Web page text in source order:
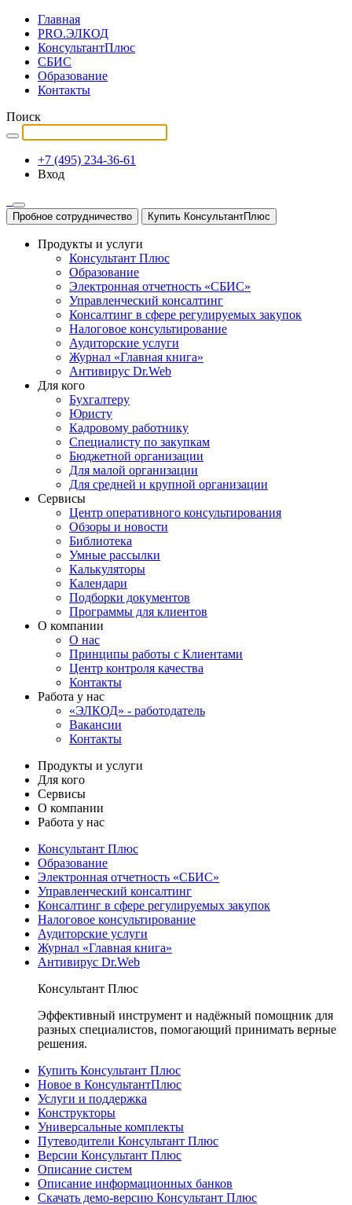
Главная
PRO.ЭЛКОД
КонсультантПлюс
СБИС
Образование
Контакты
Поиск
+7 (495) 234-36-61
Вход
Пробное сотрудничество Купить КонсультантПлюс
Продукты и услуги
Консультант Плюс
Образование
Электронная отчетность «СБИС»
Управленческий консалтинг
Консалтинг в сфере регулируемых закупок
Налоговое консультирование
Аудиторские услуги
Журнал «Главная книга»
Антивирус Dr.Web
Для кого
Бухгалтеру
Юристу
Кадровому работнику
Специалисту по закупкам
Бюджетной организации
Для малой организации
Для средней и крупной организации
Сервисы
Центр оперативного консультирования
Обзоры и новости
Библиотека
Умные рассылки
Калькуляторы
Календари
Подборки документов
Программы для клиентов
О компании
О нас
Принципы работы с Клиентами
Центр контроля качества
Контакты
Работа у нас
«ЭЛКОД» - работодатель
Вакансии
Контакты
Продукты и услуги
Для кого
Сервисы
О компании
Работа у нас
Консультант Плюс
Образование
Электронная отчетность «СБИС»
Управленческий консалтинг
Консалтинг в сфере регулируемых закупок
Налоговое консультирование
Аудиторские услуги
Журнал «Главная книга»
Антивирус Dr.Web
Консультант Плюс
Эффективный инструмент и надёжный помощник для
разных специалистов, помогающий принимать верные
решения.
Купить Консультант Плюс
Новое в КонсультантПлюс
Услуги и поддержка
Конструкторы
Универсальные комплекты
Путеводители Консультант Плюс
Версии Консультант Плюс
Описание систем
Описание информационных банков
Скачать демо-версию Консультант Плюс